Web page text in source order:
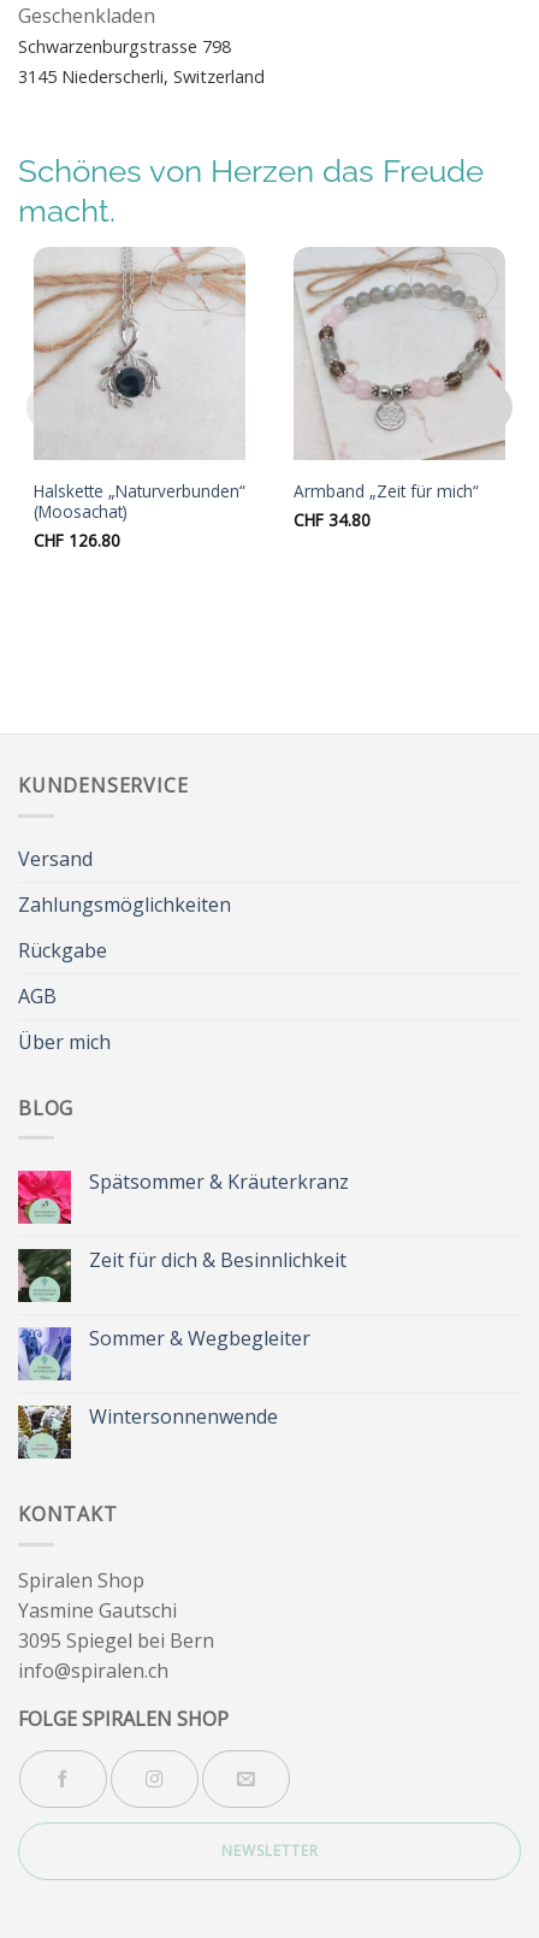
Geschenkladen
Schwarzenburgstrasse 798
3145 Niederscherli, Switzerland
Schönes von Herzen das Freude
macht.
Auf die
Halskette „Naturverbunden“
(Moosachat)
CHF126.80
Auf die
Wunschliste
Armband „Zeit für mich“
CHF 34.80
KUNDENSERVICE
Versand
Zahlungsmöglichkeiten
Rückgabe
AGB
Über mich
BLOG
Spätsommer & Kräuterkranz
Spätsommer
&
Zeit für dich & Besinnlichkeit
Zeit
für
Sommer & Wegbegleiter
Sommer
&
Wintersonnenwende
KONTAKT
Spiralen Shop
Yasmine Gautschi
3095 Spiegel bei Bern
info@spiralen.ch
FOLGE SPIRALEN SHOP
NEWSLETTER